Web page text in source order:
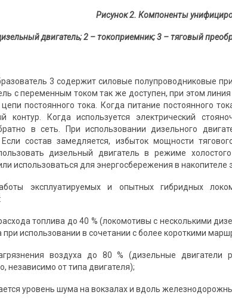
Рисунок 2. Компоненты
двигатель; 2 – токоприемник; 3 – тяговый
3 содержит силовые полупроводниковые
с переменным током так же доступен, при этом
постоянного тока. Когда питание постоянного
контур. Когда используется электрический
в сеть. При использовании дизельного
состав замедляется, избыток мощности
дизельный двигатель в режиме
использоваться для энергосбережения в накопителе
эксплуатируемых и опытных гибридных
топлива до 40 % (локомотивы с несколькими
при использовании в сочетании с более короткими
воздуха до 80 % (дизельные
независимо от типа двигателя);
уровень шума на вокзалах и вдоль